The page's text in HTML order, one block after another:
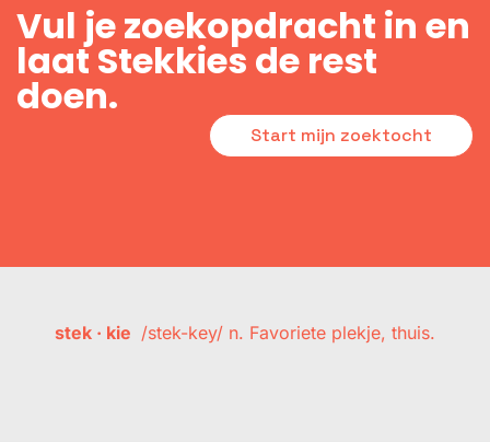
Vul je zoekopdracht in en
laat Stekkies de rest
doen.
Start mijn zoektocht
stek · kie /stek-key/ n. Favoriete plekje, thuis.